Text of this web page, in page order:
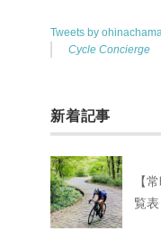
Tweets by
Cycle Concierge
新着記事
【
覧表